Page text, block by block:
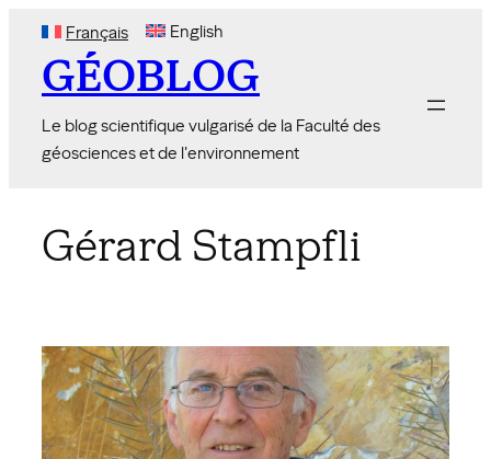
content
Français English
GÉOBLOG
Le blog scientifique vulgarisé de la Faculté des
géosciences et de l'environnement
Gérard Stampfli